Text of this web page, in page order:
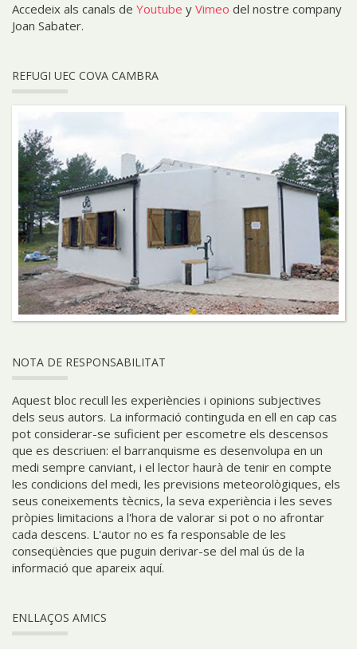
Accedeix als canals de Youtube y Vimeo del nostre company
Joan Sabater.
REFUGI UEC COVA CAMBRA
NOTA DE RESPONSABILITAT
Aquest bloc recull les experiències i opinions subjectives
dels seus autors. La informació continguda en ell en cap cas
pot considerar-se suficient per escometre els descensos
que es descriuen: el barranquisme es desenvolupa en un
medi sempre canviant, i el lector haurà de tenir en compte
les condicions del medi, les previsions meteorològiques, els
seus coneixements tècnics, la seva experiència i les seves
pròpies limitacions a l'hora de valorar si pot o no afrontar
cada descens. L'autor no es fa responsable de les
conseqüències que puguin derivar-se del mal ús de la
informació que apareix aquí.
ENLLAÇOS AMICS